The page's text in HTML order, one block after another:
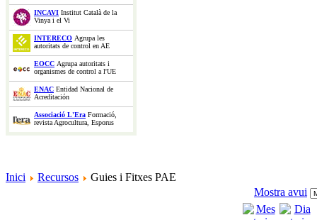
INCAVI Institut Català de la
Vinya i el Vi
INTERECO Agrupa les
autoritats de control en AE
EOCC Agrupa autoritats i
organismes de control a l'UE
ENAC Entidad Nacional de
Acreditación
Associació L'Era Formació,
revista Agrocultura, Esporus
Inici Recursos
Guies i Fitxes PAE
Mostra avui